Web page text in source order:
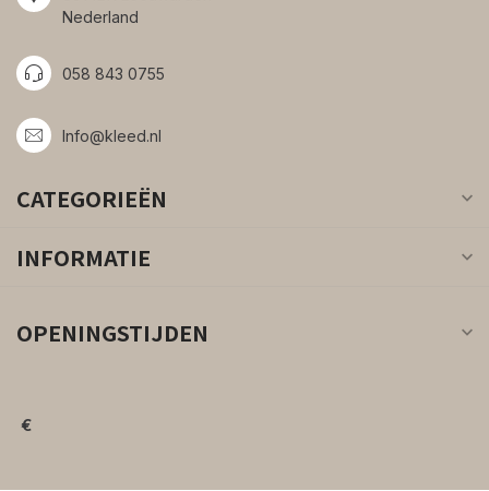
Nederland
058 843 0755
Info@kleed.nl
CATEGORIEËN
INFORMATIE
OPENINGSTIJDEN
€